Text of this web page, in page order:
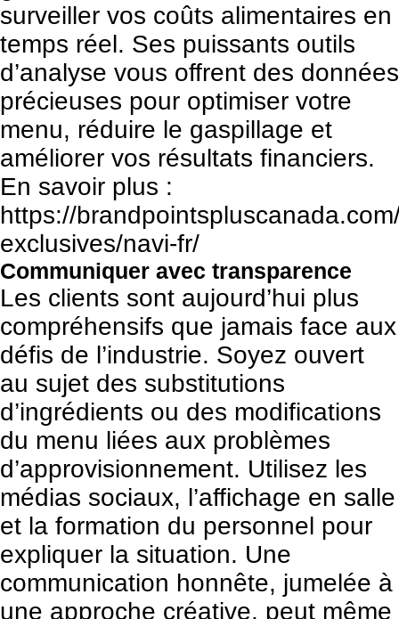
surveiller vos coûts alimentaires en
temps réel. Ses puissants outils
d’analyse vous offrent des données
précieuses pour optimiser votre
menu, réduire le gaspillage et
améliorer vos résultats financiers.
En savoir plus :
https://
exclusives/navi-fr/
Communiquer avec transparence
Les clients sont aujourd’hui plus
compréhensifs que jamais face aux
défis de l’industrie. Soyez ouvert
au sujet des substitutions
d’ingrédients ou des modifications
du menu liées aux problèmes
d’approvisionnement. Utilisez les
médias sociaux, l’affichage en salle
et la formation du personnel pour
expliquer la situation. Une
communication honnête, jumelée à
une approche créative, peut même